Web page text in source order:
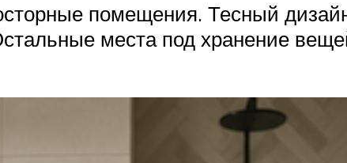
помещения. Тесный
места под хранение